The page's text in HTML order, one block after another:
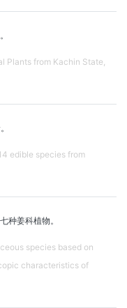
Plants from Kachin State,
edible species from
种姜科植物。
species based on
characteristics of